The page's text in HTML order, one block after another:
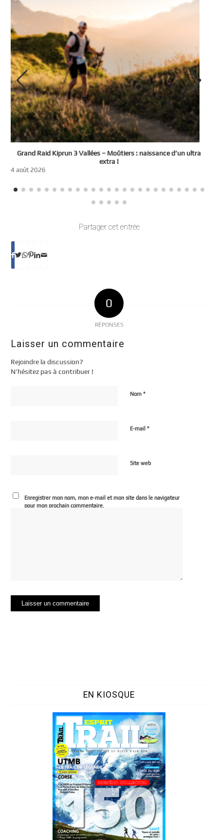
Grand Raid Kiprun 3 Vallées – Moûtiers : naissance d’un ultra
extra !
4 août 2026
Partager cet entrée
0
RÉPONSES
Laisser un commentaire
Rejoindre la discussion?
N’hésitez pas à contribuer !
Nom*
E-mail*
Site web
Enregistrer mon nom, mon e-mail et mon site dans le navigateur
pour mon prochain commentaire.
EN KIOSQUE